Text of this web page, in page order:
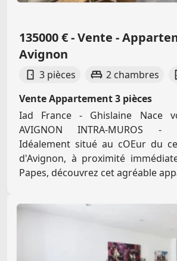
135000 € - Vente -
Avignon
3 pièces 2 chambres
Vente Appartement 3 pièces
Iad France - Ghislaine Nace
AVIGNON INTRA-MUROS -
Idéalement situé au cOEur du
d'Avignon, à proximité
Papes, découvrez cet agréable